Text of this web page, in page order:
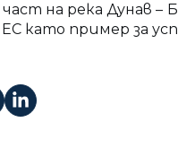
на река Дунав
като пример за